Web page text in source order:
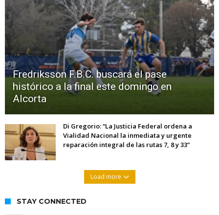
Fredriksson F.B.C. buscará el pase
histórico a la final este domingo en
Alcorta
Di Gregorio: “La Justicia Federal ordena a
Vialidad Nacional la inmediata y urgente
reparación integral de las rutas 7, 8 y 33”
Load more
STAY CONNECTED